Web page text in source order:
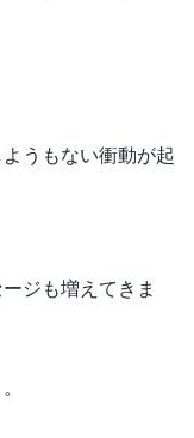
うもない衝動が起
ジも増えてきま